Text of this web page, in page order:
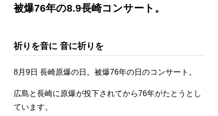
被爆76年の8.9長崎コンサート。
祈りを音に 音に祈りを
8月9日 長崎原爆の日。被爆76年の日のコンサート。
広島と長崎に原爆が投下されてから76年がたとうとし
ています。